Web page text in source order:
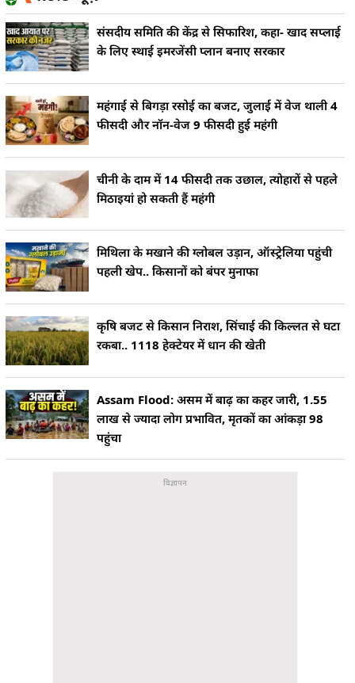
संसदीय समिति की केंद्र से सिफारिश, कहा- खाद सप्लाई
के लिए स्थाई इमरजेंसी प्लान बनाए सरकार
महंगाई से बिगड़ा रसोई का बजट, जुलाई में वेज थाली 4
फीसदी और नॉन-वेज 9 फीसदी हुई महंगी
चीनी के दाम में 14 फीसदी तक उछाल, त्योहारों से पहले
मिठाइयां हो सकती हैं महंगी
मिथिला के मखाने की ग्लोबल उड़ान, ऑस्ट्रेलिया पहुंची
पहली खेप.. किसानों को बंपर मुनाफा
कृषि बजट से किसान निराश, सिंचाई की किल्लत से घटा
रकबा.. 1118 हेक्टेयर में धान की खेती
Assam Flood: असम में बाढ़ का कहर जारी, 1.55
लाख से ज्यादा लोग प्रभावित, मृतकों का आंकड़ा 98
पहुंचा